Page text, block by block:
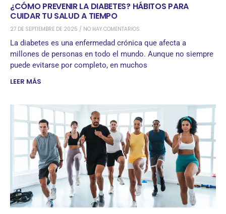
¿CÓMO PREVENIR LA DIABETES? HÁBITOS PARA
CUIDAR TU SALUD A TIEMPO
27 DE SEPTIEMBRE DE 2025 NO HAY COMENTARIOS
La diabetes es una enfermedad crónica que afecta a
millones de personas en todo el mundo. Aunque no siempre
puede evitarse por completo, en muchos
LEER MÁS